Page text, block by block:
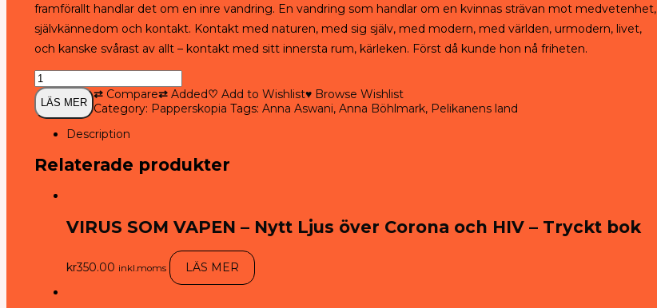
framförallt handlar det om en inre vandring. En vandring som handlar om en kvinnas strävan mot medvetenhet,
självkännedom och kontakt. Kontakt med naturen, med sig själv, med modern, med världen, urmodern, livet,
och kanske svårast av allt – kontakt med sitt innersta rum, kärleken. Först då kunde hon nå friheten.
Pelikanens
land
Av
Anna
(Böhlmark)
LÄS MER
⇄ Compare⇄ Added♡ Add to Wishlist♥ Browse Wishlist
Category: Papperskopia Tags: Anna Aswani, Anna Böhlmark, Pelikanens land
Description
Relaterade produkter
VIRUS SOM VAPEN – Nytt Ljus över Corona och HIV – Tryckt bok
kr350.00 inkl.moms LÄS MER